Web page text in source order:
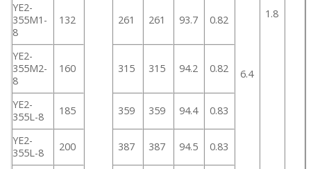
1.8
6.4
YE2-
355M1-
8
132 261 261 93.7 0.82
YE2-
355M2-
8
160 315 315 94.2 0.82
YE2-
355L-8
185 359 359 94.4 0.83
YE2-
355L-8
200 387 387 94.5 0.83